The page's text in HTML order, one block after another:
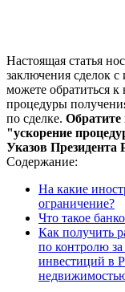
Настоящая статья
заключения сделок
можете обратиться
процедуры
по сделке.
"ускорение
Указов Президента
Содержание:
На какие
ограничение?
Что такое
Как получить
по контролю
инвестиций в